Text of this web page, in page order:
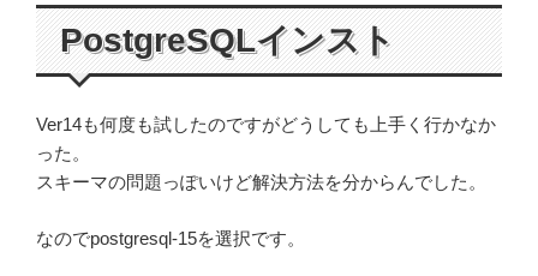
PostgreSQLインスト
Ver14も何度も試したのですがどうしても上手く行かなか
った。
スキーマの問題っぽいけど解決方法を分からんでした。
なのでpostgresql-15を選択です。